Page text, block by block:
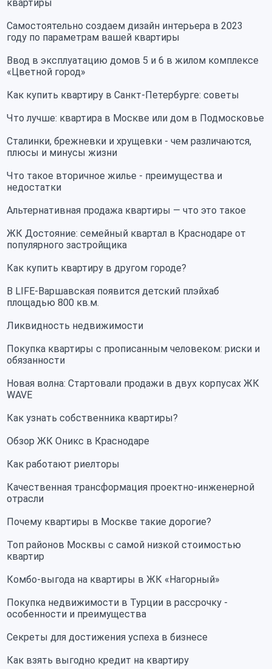
квартиры
Самостоятельно создаем дизайн интерьера в 2023
году по параметрам вашей квартиры
Ввод в эксплуатацию домов 5 и 6 в жилом комплексе
«Цветной город»
Как купить квартиру в Санкт-Петербурге: советы
Что лучше: квартира в Москве или дом в Подмосковье
Сталинки, брежневки и хрущевки - чем различаются,
плюсы и минусы жизни
Что такое вторичное жилье - преимущества и
недостатки
Альтернативная продажа квартиры — что это такое
ЖК Достояние: семейный квартал в Краснодаре от
популярного застройщика
Как купить квартиру в другом городе?
В LIFE-Варшавская появится детский плэйхаб
площадью 800 кв.м.
Ликвидность недвижимости
Покупка квартиры с прописанным человеком: риски и
обязанности
Новая волна: Стартовали продажи в двух корпусах ЖК
WAVE
Как узнать собственника квартиры?
Обзор ЖК Оникс в Краснодаре
Как работают риелторы
Качественная трансформация проектно-инженерной
отрасли
Почему квартиры в Москве такие дорогие?
Топ районов Москвы с самой низкой стоимостью
квартир
Комбо-выгода на квартиры в ЖК «Нагорный»
Покупка недвижимости в Турции в рассрочку -
особенности и преимущества
Секреты для достижения успеха в бизнесе
Как взять выгодно кредит на квартиру